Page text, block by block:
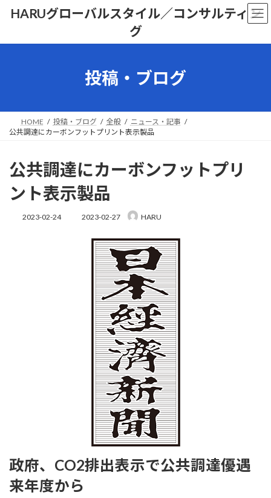
ン
プ
ー
動
HARUグローバルスタイル／コンサルティン
グ
投稿・ブログ
HOME 投稿・ブログ 全般
ニュース・記事
公共調達にカーボンフットプリント表示製品
公共調達にカーボンフットプリ
ント表示製品
2023-02-24
最
2023-02-27 HARU
政府、CO2排出表示で公共調達優遇
来年度から